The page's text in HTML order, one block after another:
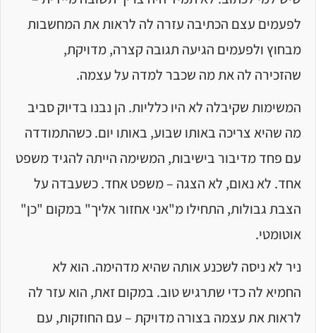
לפעמים עצם הכתיבה עזרה לה לראות את המחשבות
מבחוץ ולפעמים הגיעה תגובה קצרה, מדויקת,
שהזכירה לה את מה שכבר למדה על עצמה.
המשימות שקיבלה לא היו כלליות. הן נבנו בדיוק סביב
מה שהיא צריכה באותו שבוע, באותו יום. כשהתמודדה
עם פחד מדיבור בישיבות, המשימה הייתה להגיד משפט
אחד. לא נאום, לא הצגה – משפט אחד. כשעבדה על
הצבת גבולות, התחילו מ"אני אחזור אליך" במקום "כן"
אוטומטי.
ניר לא ניסה לשכנע אותה שהיא מדהימה. הוא לא
החמיא לה כדי שתרגיש טוב. במקום זאת, הוא עזר לה
לראות את עצמה בצורה מדויקת – עם החוזקות, עם